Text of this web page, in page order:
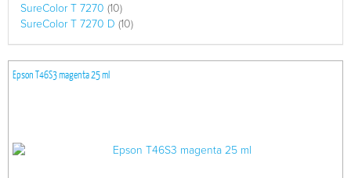
SureColor T 7270 (10)
SureColor T 7270 D (10)
Epson T46S3 magenta 25 ml